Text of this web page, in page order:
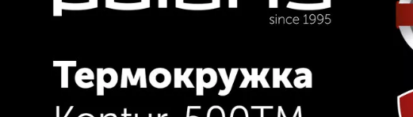
закройте клапан.
ПОСМОТРЕТЬ РЕКОМЕНДАЦИИ ПО